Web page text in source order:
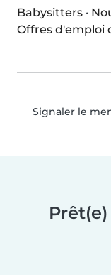
Babysitters ·
Offres d'emploi
Signaler le